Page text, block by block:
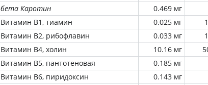
бета Каротин
0.469 мг
Витамин В1, тиамин
0.025 мг
Витамин В2, рибофлавин
0.033 мг
Витамин В4, холин
10.16 мг
Витамин В5, пантотеновая
0.185 мг
Витамин В6, пиридоксин
0.143 мг